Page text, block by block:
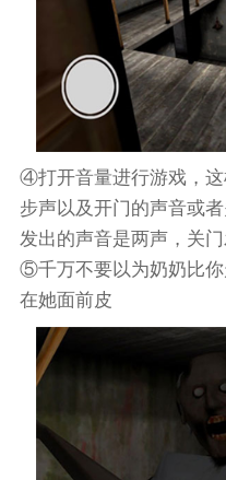
④打开音量进行游戏，
步声以及开门的声音或
发出的声音是两声，关门
⑤千万不要以为奶奶比你
在她面前皮